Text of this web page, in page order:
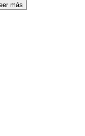
más